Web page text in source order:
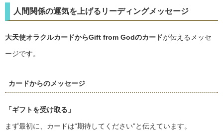
人間関係の運気を上げるリーディングメッセージ
大天使オラクルカードからGift from Godのカードが伝えるメッセ
ージです。
カードからのメッセージ
「ギフトを受け取る」
まず最初に、カードは“期待してください”と伝えています。